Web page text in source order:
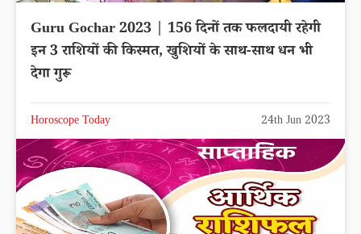
Guru Gochar 2023 | 156 दिनों तक फलदायी रहेगी
इन 3 राशियों की किस्मत, खुशियों के साथ-साथ धन भी
देगा गुरू
Horoscope Today 24th Jun 2023